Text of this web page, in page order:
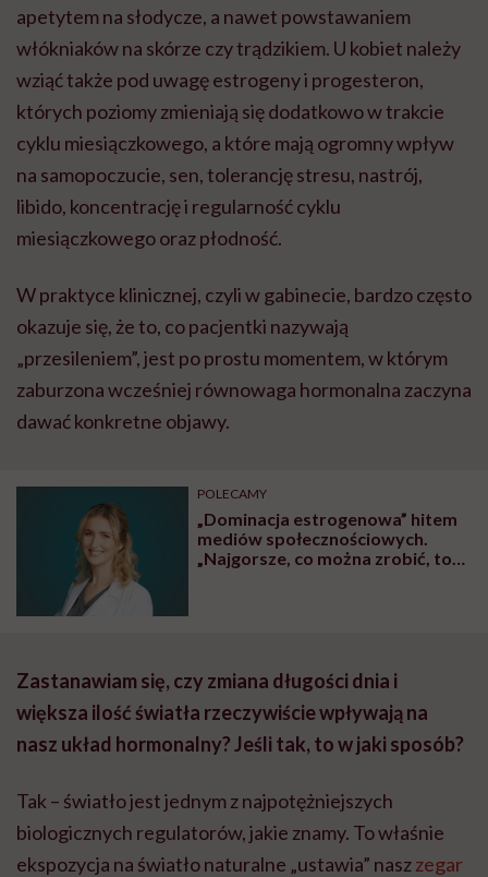
apetytem na słodycze, a nawet powstawaniem
włókniaków na skórze czy trądzikiem. U kobiet należy
wziąć także pod uwagę estrogeny i progesteron,
których poziomy zmieniają się dodatkowo w trakcie
cyklu miesiączkowego, a które mają ogromny wpływ
na samopoczucie, sen, tolerancję stresu, nastrój,
libido, koncentrację i regularność cyklu
miesiączkowego oraz płodność.
W praktyce klinicznej, czyli w gabinecie, bardzo często
okazuje się, że to, co pacjentki nazywają
„przesileniem”, jest po prostu momentem, w którym
zaburzona wcześniej równowaga hormonalna zaczyna
dawać konkretne objawy.
POLECAMY
„Dominacja estrogenowa” hitem
mediów społecznościowych.
„Najgorsze, co można zrobić, to
Zastanawiam się, czy zmiana długości dnia i
większa ilość światła rzeczywiście wpływają na
nasz układ hormonalny? Jeśli tak, to w jaki sposób?
Tak – światło jest jednym z najpotężniejszych
biologicznych regulatorów, jakie znamy. To właśnie
ekspozycja na światło naturalne „ustawia” naszzegar